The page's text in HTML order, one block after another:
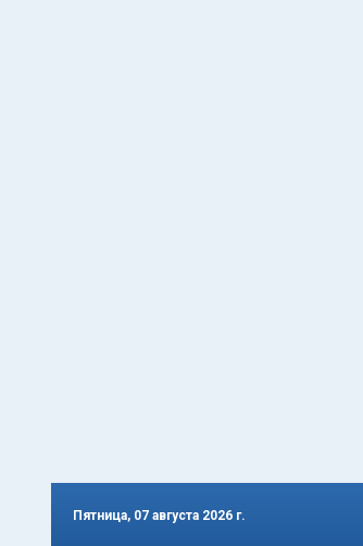
Пятница, 07 августа 2026 г.